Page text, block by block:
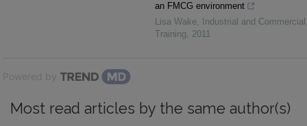
an FMCG environment
Lisa Wake,
Industrial and Commercial
Training, 2011
Powered by
Most read articles by the same author(s)